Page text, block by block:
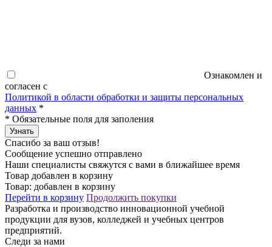
Ознакомлен и
согласен с
Политикой в области обработки и защиты персональных
данных *
* Обязательные поля для заполения
Узнать
Спасибо за ваш отзыв!
Сообщение успешно отправлено
Наши специалисты свяжутся с вами в ближайшее время
Товар добавлен в корзину
Товар: добавлен в корзину
Перейти в корзину Продолжить покупки
Разработка и производство инновационной учебной
продукции для вузов, колледжей и учебных центров
предприятий.
Следи за нами